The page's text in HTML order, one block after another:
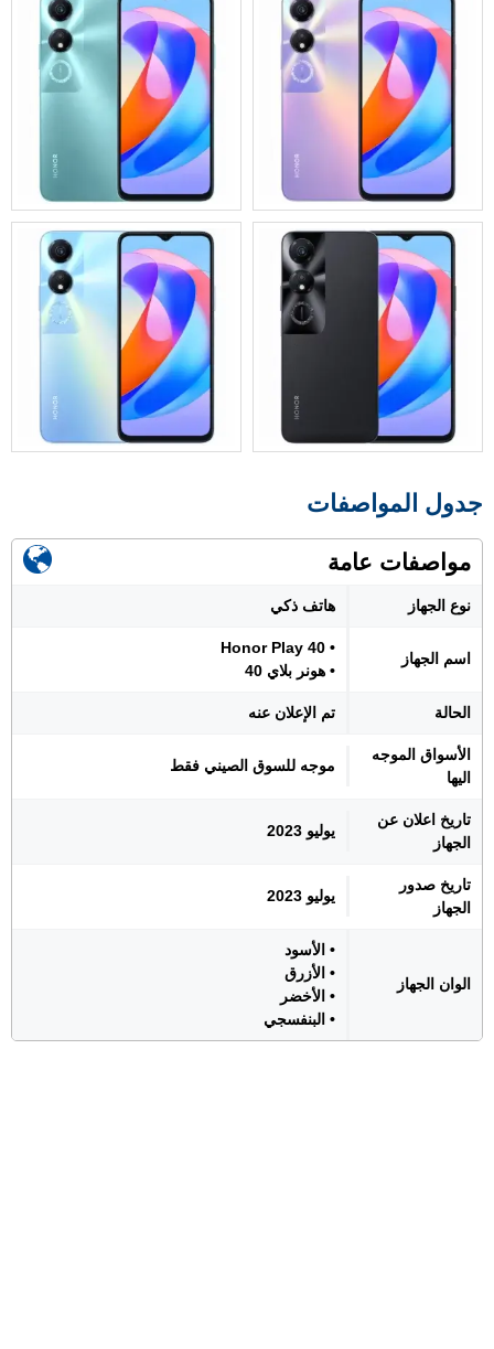
جدول المواصفات
مواصفات عامة
نوع الجهاز هاتف ذكي
اسم الجهاز
• Honor Play 40
• هونر بلاي 40
الحالة تم الإعلان عنه
الأسواق الموجه
اليها
موجه للسوق الصيني فقط
تاريخ اعلان عن
الجهاز
يوليو 2023
تاريخ صدور
الجهاز
يوليو 2023
الوان الجهاز
• الأسود
• الأزرق
• الأخضر
• البنفسجي